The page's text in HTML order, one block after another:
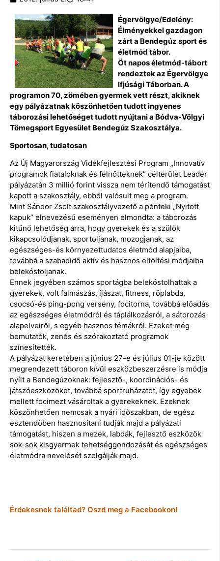
Égervölgye/Edelény:
Élményekkel gazdagon
zárt a Bendegúz sport és
életmód tábor.
Öt napos életmód-tábort
rendeztek az Égervölgye
Ifjúsági Táborban. A
programon 70, zömében gyermek vett részt, akiknek
egy pályázatnak köszönhetően tudott ingyenes
táborozási lehetőséget tudott nyújtani a Bódva-Völgyi
Tömegsport Egyesület Bendegúz Szakosztálya.
Sportosan, tudatosan
Az Új Magyarország Vidékfejlesztési Program „Innovatív
programok fiataloknak és felnőtteknek” célterület Leader
pályázatán 3 millió forint vissza nem térítendő támogatást
kapott a szakosztály, ebből valósult meg a program.
Mint Sándor Zsolt szakosztályvezető a pénteki „Nyitott
kapuk” elnevezésű eseményen elmondta: a táborozás
kitűnő lehetőség arra, hogy gyerekek és a szülők
kikapcsolódjanak, sportoljanak, mozogjanak, az
egészséges-és környezettudatos életmód alapjaiba,
továbbá a szabadidő aktív és hasznos eltöltési módjaiba
belekóstoljanak.
Ennek jegyében számos sportágba belekóstolhattak a
gyerekek, volt falmászás, íjászat, fitness, röplabda,
csocsó-és ping-pong verseny, focitorna, továbbá előadás
az egészséges életmódról és táplálkozásról, a sátorozás
alapelveiről, s egyéb hasznos témákról. Ezeket még
bemutatók, zenés és szórakoztató programok
színesítették.
A pályázat keretében a június 27-e és július 01-je között
megrendezett táboron kívül eszközbeszerzésre is módja
nyílt a Bendegúzoknak: fejlesztő-, koordinációs- és
játszóeszközöket, továbbá sportruházatot, így egyebek
mellett focimezt vásároltak a gyerekeknek. Ezeknek
köszönhetően nemcsak a nyári időszakban, de egész
esztendőben hasznosítani tudják majd a pályázati
támogatást, hiszen a mezek, labdák, fejlesztő eszközök
sok-sok kisgyermek tehetséggondozását és egészséges
életmódra nevelését szolgálják majd.
Érdekesnek találtad? Oszd meg a Facebookon!